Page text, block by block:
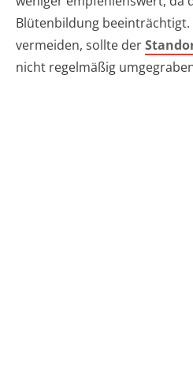
Blütenbildung beeinträchtigt.
vermeiden, sollte der
nicht regelmäßig